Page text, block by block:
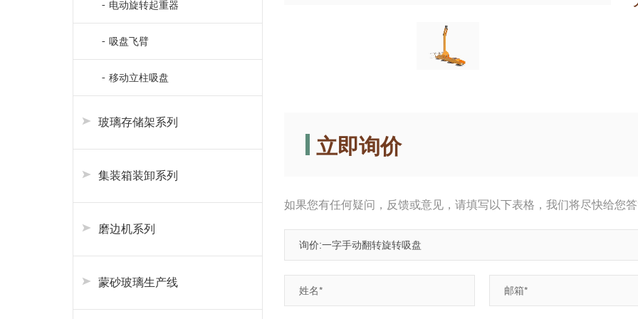
电动旋转起重器
吸盘飞臂
移动立柱吸盘
玻璃存储架系列
集装箱装卸系列
磨边机系列
蒙砂玻璃生产线
立即询价
如果您有任何疑问，反馈或意见，请填写以下表格，我们将尽快给您